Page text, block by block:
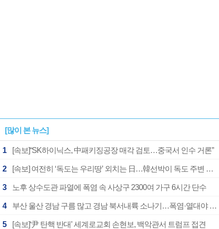
[많이 본 뉴스]
1 [속보]“SK하이닉스, 中패키징공장 매각 검토…중국서 인수 거론”
2 [속보] 여전히 ‘독도는 우리땅’ 외치는 日…韓선박이 독도 주변 해양조사 활동하자 반발
3 노후 상수도관 파열에 폭염 속 사상구 2300여 가구 6시간 단수
4 부산 울산 경남 구름 많고 경남 북서내륙 소나기…폭염·열대야 계속
5 [속보]‘尹 탄핵 반대’ 세계로교회 손현보, 백악관서 트럼프 접견